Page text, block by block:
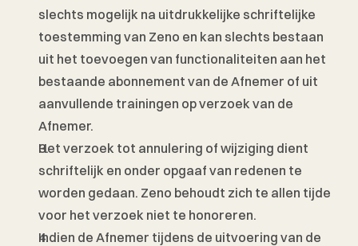
slechts mogelijk na uitdrukkelijke schriftelijke
toestemming van Zeno en kan slechts bestaan
uit het toevoegen van functionaliteiten aan het
bestaande abonnement van de Afnemer of uit
aanvullende trainingen op verzoek van de
Afnemer.
Het verzoek tot annulering of wijziging dient
schriftelijk en onder opgaaf van redenen te
worden gedaan. Zeno behoudt zich te allen tijde
voor het verzoek niet te honoreren.
Indien de Afnemer tijdens de uitvoering van de